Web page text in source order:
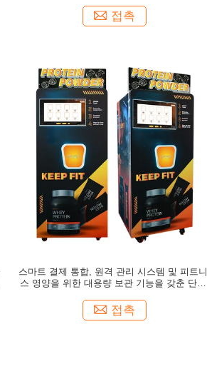
접촉
스마트 결제 통합, 원격 관리 시스템 및 피트니
스 영양을 위한 대용량 보관 기능을 갖춘 단백
접촉